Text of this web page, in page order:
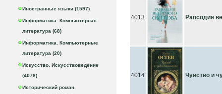
Иностранные языки (1597)
Информатика. Компьютерная
литература (68)
Информатика. Компьютерные
литература (20)
Искусство. Искусствоведение
(4078)
Исторический роман.
4013 Рапсодия
4014 Чувство и